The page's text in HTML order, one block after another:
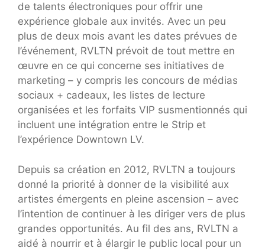
de talents électroniques pour offrir une
expérience globale aux invités. Avec un peu
plus de deux mois avant les dates prévues de
l’événement, RVLTN prévoit de tout mettre en
œuvre en ce qui concerne ses initiatives de
marketing – y compris les concours de médias
sociaux + cadeaux, les listes de lecture
organisées et les forfaits VIP susmentionnés qui
incluent une intégration entre le Strip et
l’expérience Downtown LV.
Depuis sa création en 2012, RVLTN a toujours
donné la priorité à donner de la visibilité aux
artistes émergents en pleine ascension – avec
l’intention de continuer à les diriger vers de plus
grandes opportunités. Au fil des ans, RVLTN a
aidé à nourrir et à élargir le public local pour un